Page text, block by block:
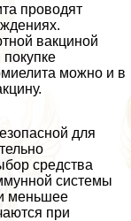
проводят
вакциной
можно и в
для
средства
системы
меньшее
при